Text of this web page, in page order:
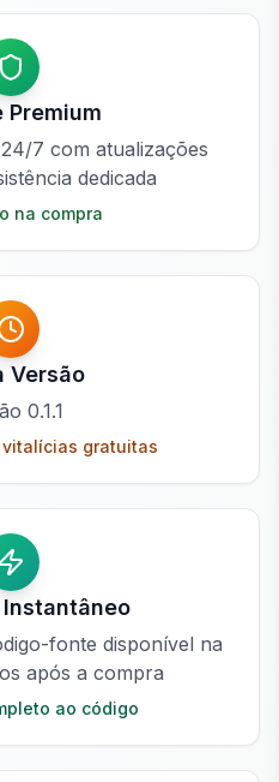
Premium
7 com atualizações
dedicada
na compra
Versão
0.1.1
gratuitas
fonte disponível na
após a compra
ao código